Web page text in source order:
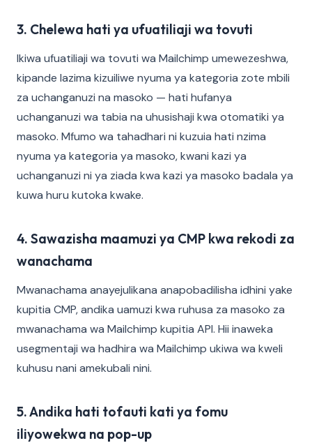
3. Chelewa hati ya ufuatiliaji wa tovuti
Ikiwa ufuatiliaji wa tovuti wa Mailchimp umewezeshwa,
kipande lazima kizuiliwe nyuma ya kategoria zote mbili
za uchanganuzi na masoko — hati hufanya
uchanganuzi wa tabia na uhusishaji kwa otomatiki ya
masoko. Mfumo wa tahadhari ni kuzuia hati nzima
nyuma ya kategoria ya masoko, kwani kazi ya
uchanganuzi ni ya ziada kwa kazi ya masoko badala ya
kuwa huru kutoka kwake.
4. Sawazisha maamuzi ya CMP kwa rekodi za
wanachama
Mwanachama anayejulikana anapobadilisha idhini yake
kupitia CMP, andika uamuzi kwa ruhusa za masoko za
mwanachama wa Mailchimp kupitia API. Hii inaweka
usegmentaji wa hadhira wa Mailchimp ukiwa wa kweli
kuhusu nani amekubali nini.
5. Andika hati tofauti kati ya fomu
iliyowekwa na pop-up